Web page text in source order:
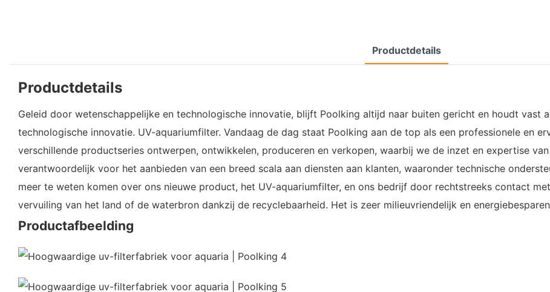
Productdetails
Productdetails
Geleid door wetenschappelijke en technologische innovatie, blijft Poolking altijd naar buiten gericht en houdt vast
technologische innovatie. UV-aquariumfilter. Vandaag de dag staat Poolking aan de top als een professionele en
verschillende productseries ontwerpen, ontwikkelen, produceren en verkopen, waarbij we de inzet en expertise
verantwoordelijk voor het aanbieden van een breed scala aan diensten aan klanten, waaronder technische
meer te weten komen over ons nieuwe product, het UV-aquariumfilter, en ons bedrijf door rechtstreeks contact
vervuiling van het land of de waterbron dankzij de recyclebaarheid. Het is zeer milieuvriendelijk en
Productafbeelding